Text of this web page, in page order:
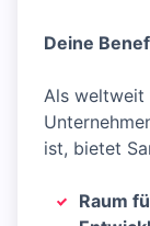
Deine
Als weltweit
ist, bietet
Raum